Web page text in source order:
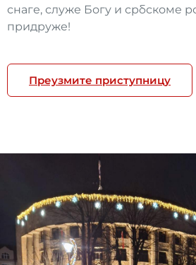
снаге, служе Богу и србскоме
придруже!
Преузмите приступницу